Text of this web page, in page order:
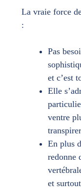
La vraie force
:
Pas
et c’est
Elle
ventre
En plus
redonne
et